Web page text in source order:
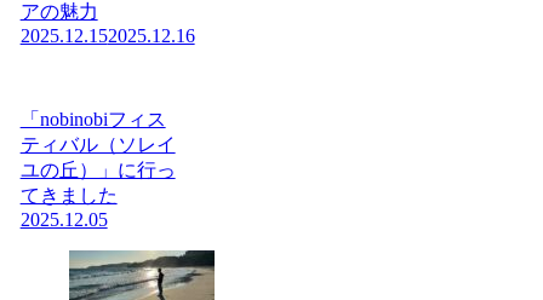
アの魅力
2025.12.152025.12.16
「nobinobiフィス
ティバル（ソレイ
ユの丘）」に行っ
てきました
2025.12.05